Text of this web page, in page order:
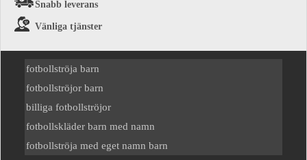
Snabb leverans
Vänliga tjänster
fotbollströja barn
fotbollströjor barn
billiga fotbollströjor
fotbollskläder barn med namn
fotbollströja med eget namn barn